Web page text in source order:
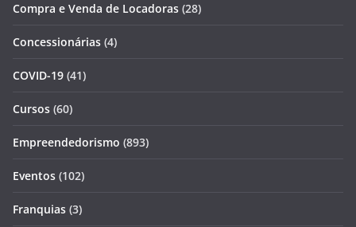
Compra e Venda de Locadoras (28)
Concessionárias (4)
COVID-19 (41)
Cursos (60)
Empreendedorismo (893)
Eventos (102)
Franquias (3)